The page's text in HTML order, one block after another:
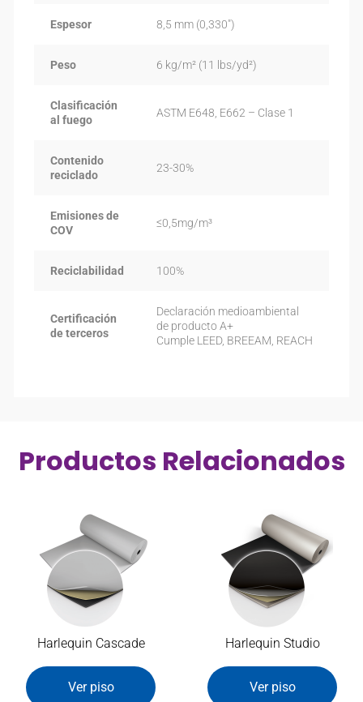
Espesor 8,5 mm (0,330″)
Peso 6 kg/m² (11 lbs/yd²)
Clasificación
al fuego
ASTM E648, E662 – Clase 1
Contenido
reciclado
23-30%
Emisiones de
COV
≤0,5mg/m³
Reciclabilidad 100%
Certificación
de terceros
Declaración medioambiental
de producto A+
Cumple LEED, BREEAM, REACH
Productos Relacionados
Harlequin Cascade
Ver piso
Harlequin Studio
Ver piso